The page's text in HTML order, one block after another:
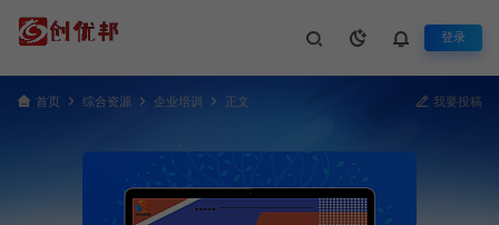
登录
首页 综合资源 企业培训 正文 我要投稿